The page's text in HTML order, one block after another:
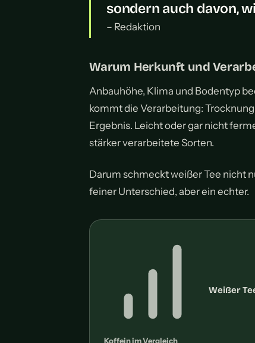
sondern auch davon,
– Redaktion
Warum Herkunft und
Anbauhöhe, Klima und Bodentyp
kommt die Verarbeitung:
Ergebnis. Leicht oder gar nicht
stärker verarbeitete Sorten.
Darum schmeckt weißer Tee nicht
feiner Unterschied, aber ein echter.
Koffein im Vergleich
Weißer